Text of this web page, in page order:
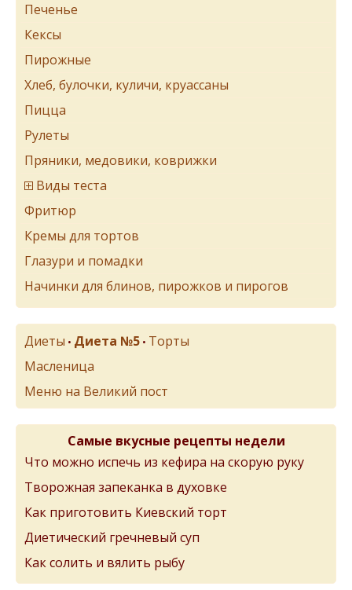
Печенье
Кексы
Пирожные
Хлеб, булочки, куличи, круассаны
Пицца
Рулеты
Пряники, медовики, коврижки
Виды теста
Фритюр
Кремы для тортов
Глазури и помадки
Начинки для блинов, пирожков и пирогов
Диеты • Диета №5 • Торты
Масленица
Меню на Великий пост
Самые вкусные рецепты недели
Что можно испечь из кефира на скорую руку
Творожная запеканка в духовке
Как приготовить Киевский торт
Диетический гречневый суп
Как солить и вялить рыбу